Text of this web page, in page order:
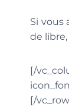
Si vous
de
[/
[/